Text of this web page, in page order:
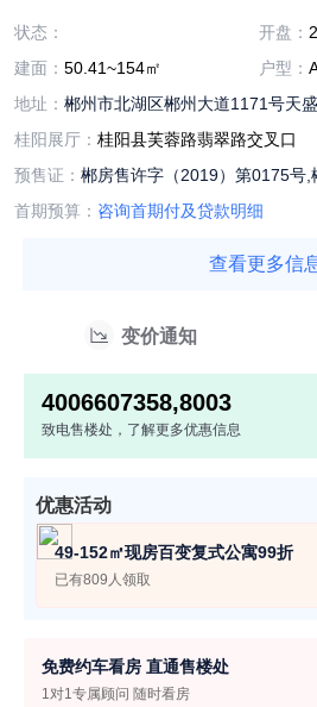
状态： 开盘：
建面： 50.41~154㎡ 户型：
地址： 郴州市北湖区郴州大道1171号天
桂阳展厅： 桂阳县芙蓉路翡翠路交叉口
预售证： 郴房售许字（2019）第0175号,
0175号
首期预算： 咨询首期付及贷款明细
查看更多信
变价通知
4006607358,8003
致电售楼处，了解更多优惠信息
优惠活动
49-152㎡现房百变复式公寓99折
已有809人领取
免费约车看房 直通售楼处
1对1专属顾问 随时看房